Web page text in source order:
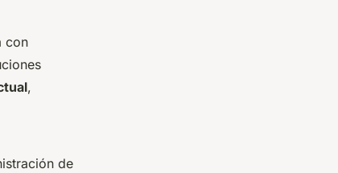
con
,
de